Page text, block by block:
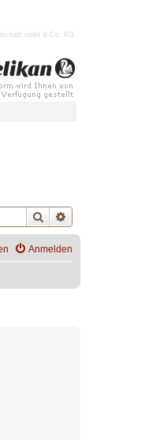
mbH & Co. KG
Suche
Anmelden